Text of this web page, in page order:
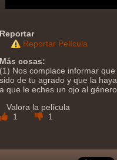
Reportar
Reportar Película
Más cosas:
(1) Nos complace informar
sido de tu agrado y que la
a que le eches un ojo al
Valora la película
1
1